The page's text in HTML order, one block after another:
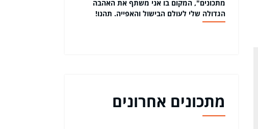
מתכונים", המקום בו אני משתף את האהבה
הגדולה שלי לעולם הבישול והאפייה. תהנו!
מתכונים אחרונים